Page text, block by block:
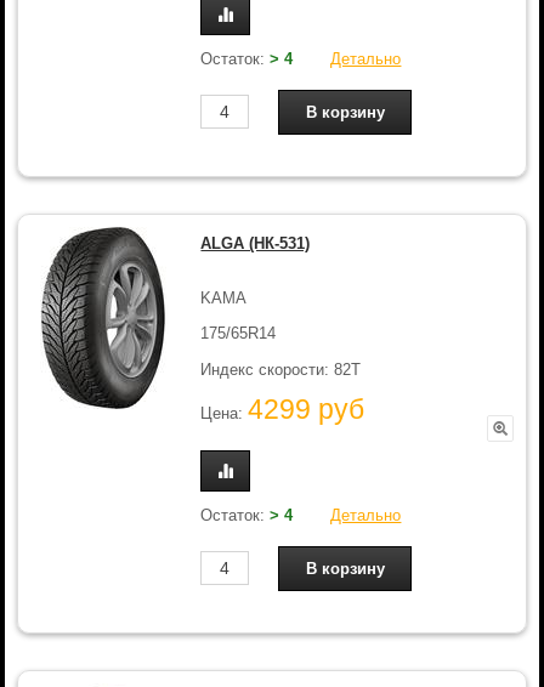
Остаток:> 4 Детально
ALGA (НК-531)
KAMA
175/65R14
Индекс скорости: 82T
Цена:4299 руб
Остаток:> 4 Детально